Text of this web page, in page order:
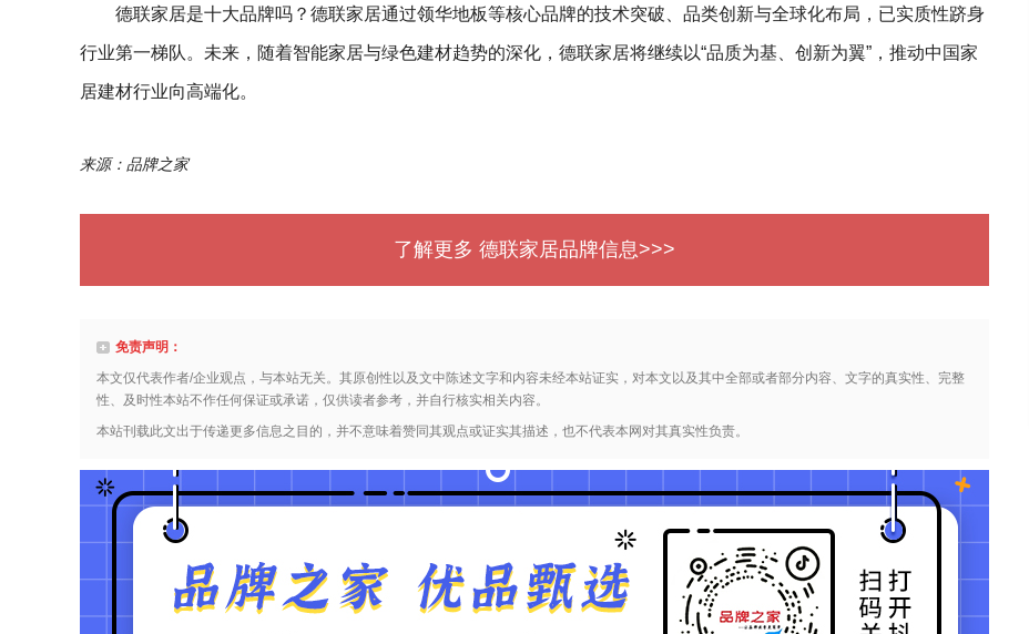
德联家居是十大品牌吗？德联家居通过领华地板等核心品牌的技术突破、品类创新与全球化布局，已实质性跻身
行业第一梯队。未来，随着智能家居与绿色建材趋势的深化，德联家居将继续以“品质为基、创新为翼”，推动中国家
居建材行业向高端化。
来源：品牌之家
了解更多 德联家居品牌信息>>>
免责声明：
本文仅代表作者/企业观点，与本站无关。其原创性以及文中陈述文字和内容未经本站证实，对本文以及其中全部或者部分内容、文字的真实性、完整
性、及时性本站不作任何保证或承诺，仅供读者参考，并自行核实相关内容。
本站刊载此文出于传递更多信息之目的，并不意味着赞同其观点或证实其描述，也不代表本网对其真实性负责。